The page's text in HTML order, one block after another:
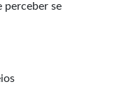
perceber se